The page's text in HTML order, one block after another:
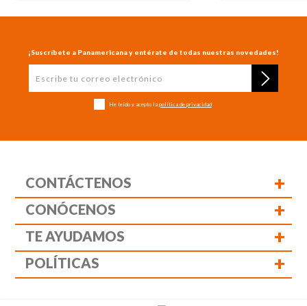
¡Suscríbete a Panamericana y entérate de todas nuestras novedades!
He leído y acepto la política de privacidad
CONTÁCTENOS +
CONÓCENOS +
TE AYUDAMOS +
POLÍTICAS +